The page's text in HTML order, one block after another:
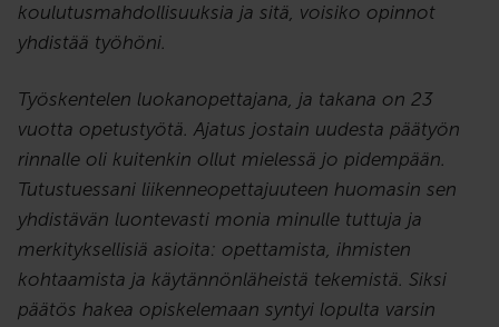
koulutusmahdollisuuksia ja sitä, voisiko opinnot
yhdistää työhöni.
Työskentelen luokanopettajana, ja takana on 23
vuotta opetustyötä. Ajatus jostain uudesta päätyön
rinnalle oli kuitenkin ollut mielessä jo pidempään.
Tutustuessani liikenneopettajuuteen huomasin sen
yhdistävän luontevasti monia minulle tuttuja ja
merkityksellisiä asioita: opettamista, ihmisten
kohtaamista ja käytännönläheistä tekemistä. Siksi
päätös hakea opiskelemaan syntyi lopulta varsin